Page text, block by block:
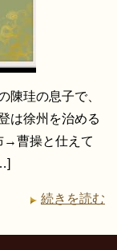
陳珪の息子で、
は徐州を治める
曹操と仕えて
続きを読む